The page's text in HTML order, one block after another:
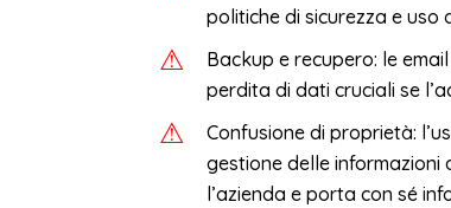
politiche di sicurezza e uso
Backup e recupero: le
perdita di dati cruciali se
Confusione di proprietà:
gestione delle informazioni
l’azienda e porta con sé